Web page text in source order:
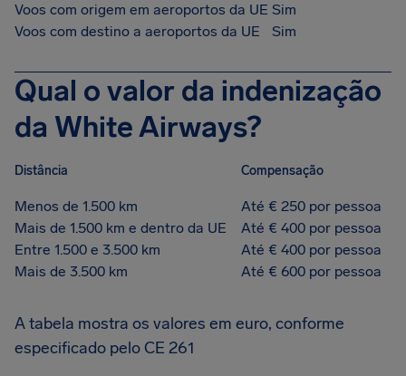
Voos com origem em aeroportos da UE Sim
Voos com destino a aeroportos da UE
Sim
Qual o valor da indenização
da White Airways?
Distância Compensação
Menos de 1.500 km
Até € 250 por pessoa
Mais de 1.500 km e dentro da UE
Até € 400 por pessoa
Entre 1.500 e 3.500 km
Até € 400 por pessoa
Mais de 3.500 km
Até € 600 por pessoa
A tabela mostra os valores em euro, conforme
especificado pelo CE 261